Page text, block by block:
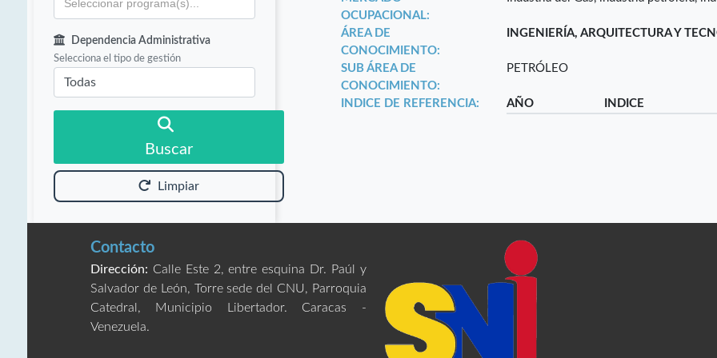
Dependencia Administrativa
Selecciona el tipo de gestión
Buscar
Limpiar
OCUPACIONAL:
ÁREA DE
CONOCIMIENTO:
INGENIERÍA, ARQUITECTURA Y
SUB ÁREA DE
CONOCIMIENTO:
PETRÓLEO
INDICE DE REFERENCIA: AÑO INDICE
Contacto
Dirección: Calle Este 2, entre esquina Dr. Paúl y
Salvador de León, Torre sede del CNU, Parroquia
Catedral, Municipio Libertador. Caracas -
Venezuela.